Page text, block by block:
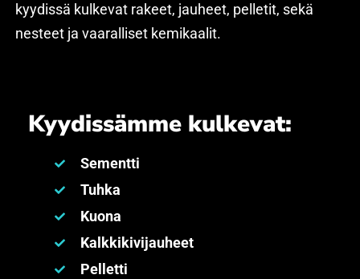
kyydissä kulkevat rakeet, jauheet, pelletit, sekä
nesteet ja vaaralliset kemikaalit.
Kyydissämme kulkevat:
Sementti
Tuhka
Kuona
Kalkkikivijauheet
Pelletti